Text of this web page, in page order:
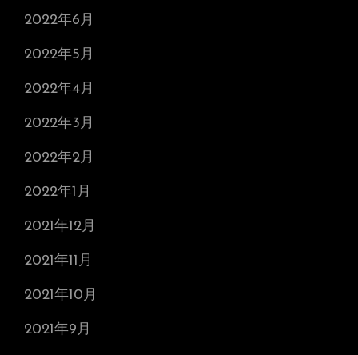
2022年6月
2022年5月
2022年4月
2022年3月
2022年2月
2022年1月
2021年12月
2021年11月
2021年10月
2021年9月